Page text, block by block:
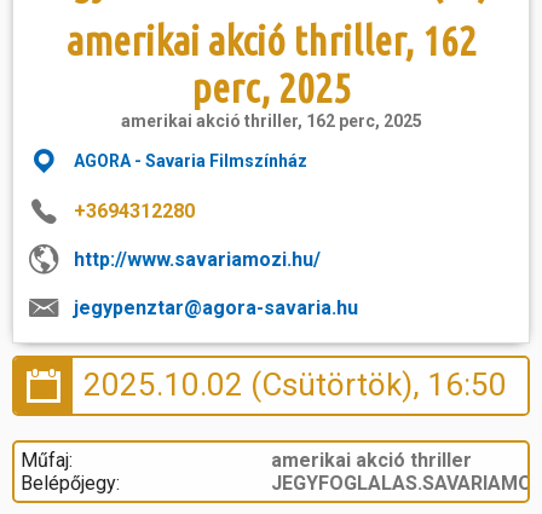
amerikai akció thriller, 162
perc, 2025
amerikai akció thriller, 162 perc, 2025
AGORA - Savaria Filmszínház
+3694312280
http://www.savariamozi.hu/
jegypenztar@agora-savaria.hu
2025.10.02 (Csütörtök), 16:50
Műfaj:
amerikai akció thriller
Belépőjegy: